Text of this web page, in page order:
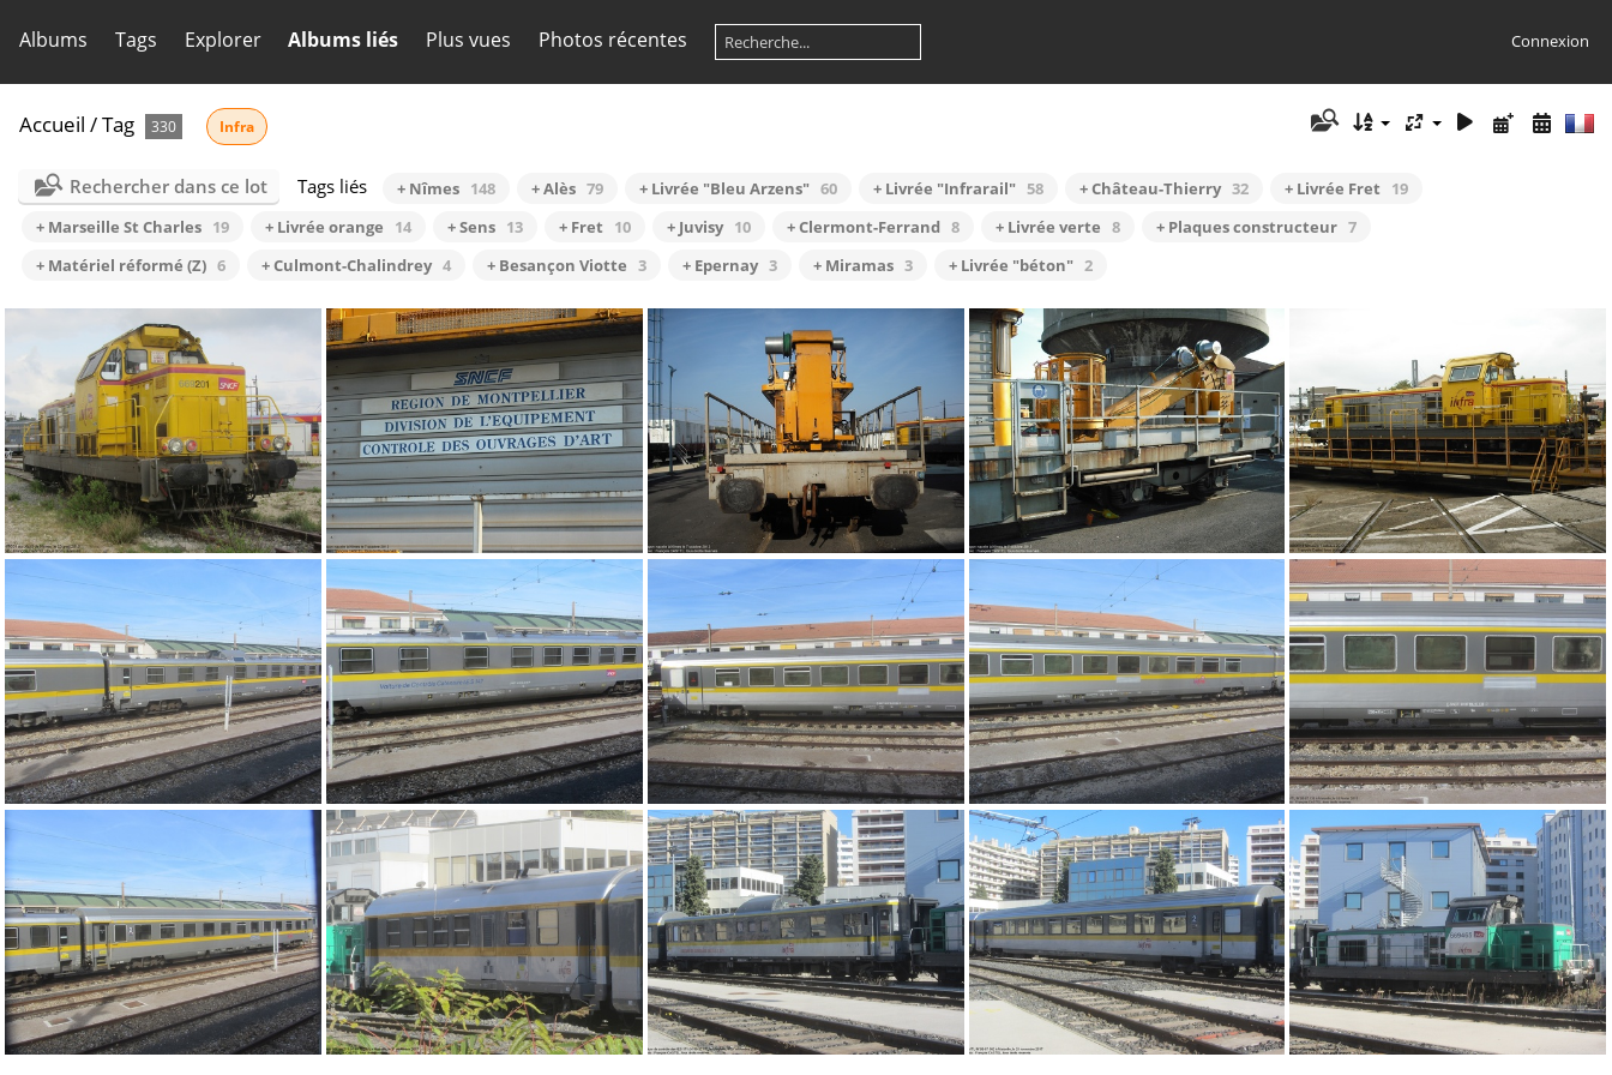
Albums Tags Explorer Albums liés Plus vues Photos récentes Connexion
Accueil /Tag 330 Infra
Rechercher dans ce lot Tags liés + Nîmes 148 + Alès 79 + Livrée "Bleu Arzens" 60 + Livrée "Infrarail" 58 + Château-Thierry 32 + Livrée Fret
19
+ Marseille St Charles 19 + Livrée orange 14 + Sens 13 + Fret 10 + Juvisy 10 + Clermont-Ferrand 8 + Livrée verte 8 + Plaques constructeur 7
+ Matériel réformé (Z) 6 + Culmont-Chalindrey 4 + Besançon Viotte 3 + Epernay 3 + Miramas 3 + Livrée "béton" 2
IMG 8151 DSCF12044 DSCF12037 DSCF12045 DSCF12150
IMG 0835 IMG 0825 IMG 0839 IMG 0823 IMG 0821